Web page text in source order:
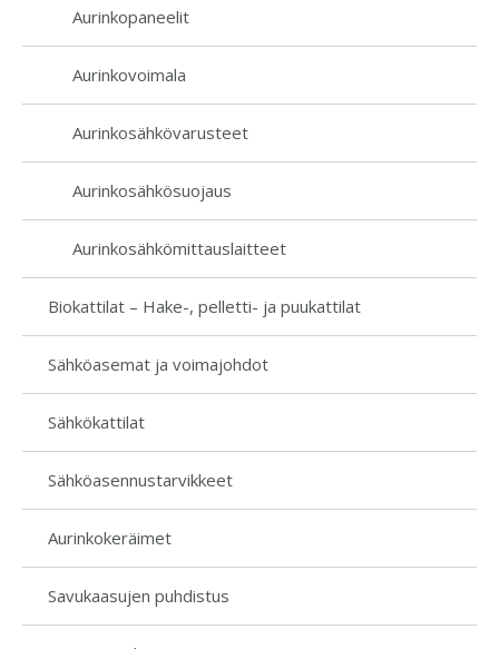
Aurinkopaneelit
Aurinkovoimala
Aurinkosähkö­varusteet
Aurinkosähkösuojaus
Aurinkosähkömittaus­laitteet
Biokattilat – Hake-, pelletti- ja puukattilat
Sähköasemat ja voimajohdot
Sähkökattilat
Sähköasennustarvikkeet
Aurinkokeräimet
Savukaasujen puhdistus